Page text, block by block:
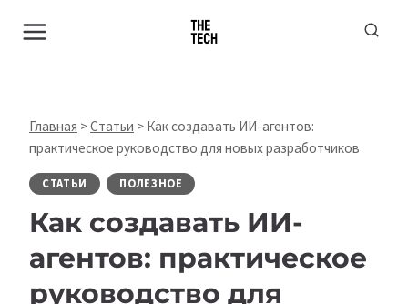
Главная >Статьи > Как создавать ИИ-агентов:
практическое руководство для новых разработчиков
СТАТЬИ ПОЛЕЗНОЕ
Как создавать ИИ-
агентов: практическое
руководство для